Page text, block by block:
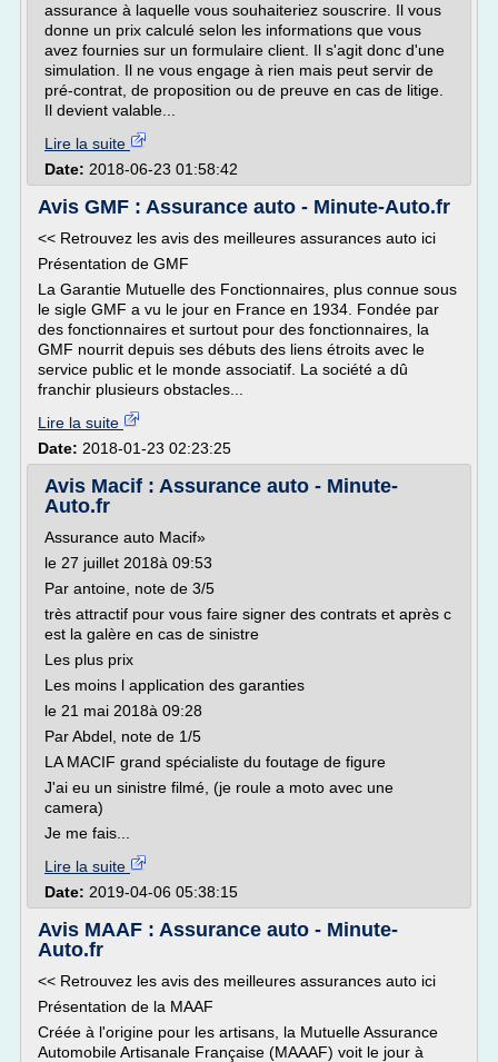
assurance à laquelle vous souhaiteriez souscrire. Il vous
donne un prix calculé selon les informations que vous
avez fournies sur un formulaire client. Il s'agit donc d'une
simulation. Il ne vous engage à rien mais peut servir de
pré-contrat, de proposition ou de preuve en cas de litige.
Il devient valable...
Lire la suite
Date: 2018-06-23 01:58:42
Avis GMF : Assurance auto - Minute-Auto.fr
<< Retrouvez les avis des meilleures assurances auto ici
Présentation de GMF
La Garantie Mutuelle des Fonctionnaires, plus connue sous
le sigle GMF a vu le jour en France en 1934. Fondée par
des fonctionnaires et surtout pour des fonctionnaires, la
GMF nourrit depuis ses débuts des liens étroits avec le
service public et le monde associatif. La société a dû
franchir plusieurs obstacles...
Lire la suite
Date: 2018-01-23 02:23:25
Avis Macif : Assurance auto - Minute-
Auto.fr
Assurance auto Macif»
le 27 juillet 2018à 09:53
Par antoine, note de 3/5
très attractif pour vous faire signer des contrats et après c
est la galère en cas de sinistre
Les plus prix
Les moins l application des garanties
le 21 mai 2018à 09:28
Par Abdel, note de 1/5
LA MACIF grand spécialiste du foutage de figure
J'ai eu un sinistre filmé, (je roule a moto avec une
camera)
Je me fais...
Lire la suite
Date: 2019-04-06 05:38:15
Avis MAAF : Assurance auto - Minute-
Auto.fr
<< Retrouvez les avis des meilleures assurances auto ici
Présentation de la MAAF
Créée à l'origine pour les artisans, la Mutuelle Assurance
Automobile Artisanale Française (MAAAF) voit le jour à